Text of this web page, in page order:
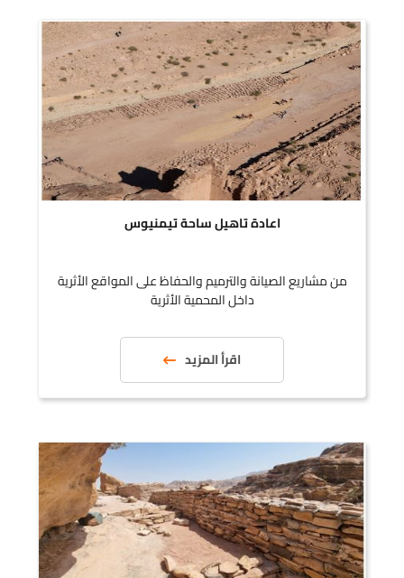
اعادة تاهيل ساحة تيمنيوس
من مشاريع الصيانة والترميم والحفاظ على المواقع الأثرية
داخل المحمية الأثرية
اقرأ المزيد